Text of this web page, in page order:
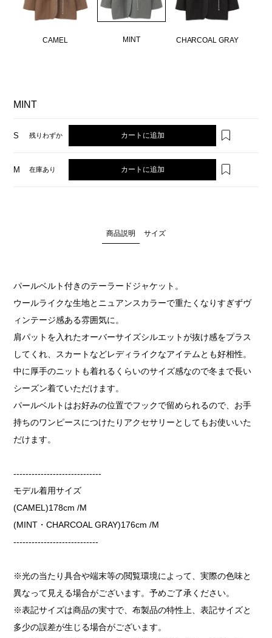
CAMEL MINT CHARCOAL GRAY
MINT
S 残りわずか カートに追加
M 在庫あり カートに追加
商品説明 サイズ
パールベルト付きのテーラードジャケット。
ウールライクな生地とニュアンスカラーで重たくなりすぎずヴ
ィンテージ感ある雰囲気に。
肩パットを入れたオーバーサイズシルエットが抜け感をプラス
してくれ、スカートなどレディライクなアイテムとも好相性。
中に厚手のニットも着れるくらいのサイズ感なので冬まで長い
シーズン着ていただけます。
パールベルトはお好みの位置でフックで留められるので、お手
持ちのワンピースにつけたりアクセサリーとしてもお使いいた
だけます。
-----------------------------
モデル着用サイズ
(CAMEL)178cm /M
(MINT・CHARCOAL GRAY)176cm /M
----------------------------
※光の当たり具合や端末等の閲覧環境によって、実際の色味と
異なって見える場合がございます。予めご了承ください。
※表記サイズは商品の実寸で、布製品の特性上、表記サイズと
多少の誤差が生じる場合がございます。